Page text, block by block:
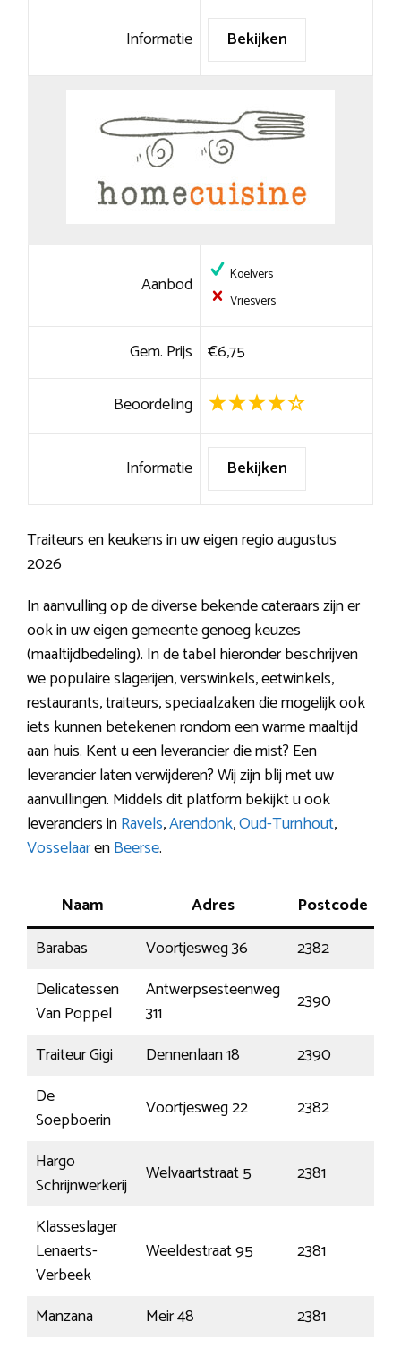
Informatie Bekijken
Aanbod
Koelvers
Vriesvers
Gem. Prijs €6,75
Beoordeling
Informatie Bekijken
Traiteurs en keukens in uw eigen regio augustus
2026
In aanvulling op de diverse bekende cateraars zijn er
ook in uw eigen gemeente genoeg keuzes
(maaltijdbedeling). In de tabel hieronder beschrijven
we populaire slagerijen, verswinkels, eetwinkels,
restaurants, traiteurs, speciaalzaken die mogelijk ook
iets kunnen betekenen rondom een warme maaltijd
aan huis. Kent u een leverancier die mist? Een
leverancier laten verwijderen? Wij zijn blij met uw
aanvullingen. Middels dit platform bekijkt u ook
leveranciers inRavels,Arendonk,Oud-Turnhout,
VosselaarenBeerse.
Naam Adres Postcode
Barabas
Voortjesweg 36 2382
Delicatessen
Van Poppel
Antwerpsesteenweg
311
2390
Traiteur Gigi
Dennenlaan 18 2390
De
Soepboerin
Voortjesweg 22 2382
Hargo
Schrijnwerkerij
Welvaartstraat 5 2381
Klasseslager
Lenaerts-
Verbeek
Weeldestraat 95 2381
Manzana Meir 48 2381